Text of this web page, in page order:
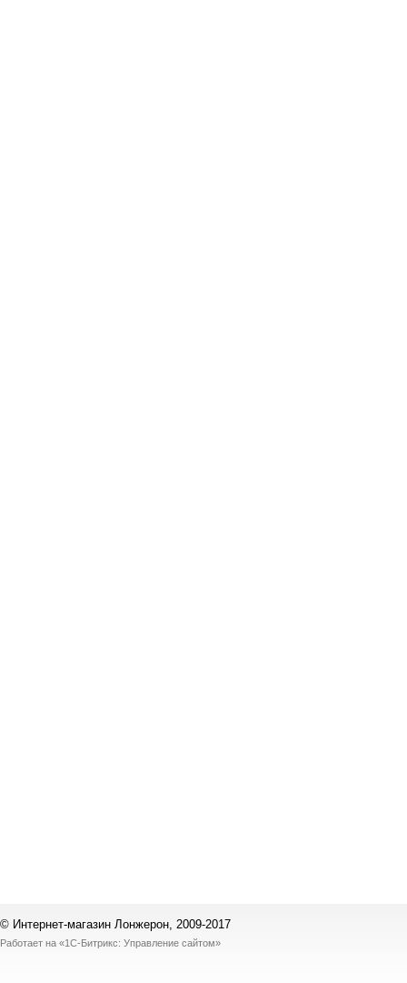
© Интернет-магазин Лонжерон, 2009-2017
Работает на «1С-Битрикс: Управление сайтом»